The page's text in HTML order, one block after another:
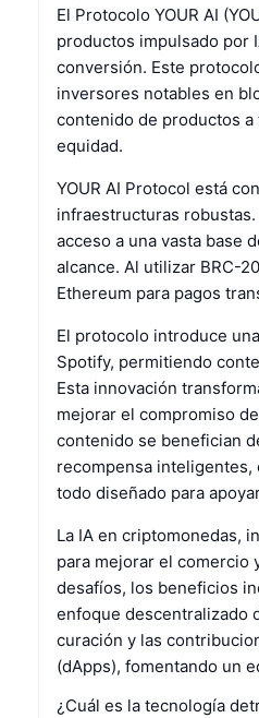
El Protocolo YOUR AI
productos impulsado por
conversión. Este
inversores notables en
contenido de productos
equidad.
YOUR AI Protocol está
infraestructuras
acceso a una vasta base
alcance. Al utilizar BRC-
Ethereum para pagos
El protocolo introduce
Spotify, permitiendo
Esta innovación
mejorar el compromiso
contenido se benefician
recompensa inteligentes,
todo diseñado para
La IA en criptomonedas,
para mejorar el comercio
desafíos, los beneficios
enfoque descentralizado
curación y las
(dApps), fomentando un
¿Cuál es la tecnología